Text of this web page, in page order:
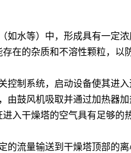
如水等）中，形成具有一定
在的杂质和不溶性颗粒，以
控制系统，启动设备使其进入
由鼓风机吸取并通过加热
入干燥塔的空气具有足够的
的流量输送到干燥塔顶部的